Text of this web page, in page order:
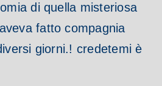
di quella misteriosa
fatto compagnia
giorni.! credetemi è